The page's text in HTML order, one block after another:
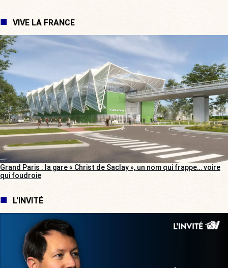
VIVE LA FRANCE
Grand Paris : la gare « Christ de Saclay », un nom qui frappe… voire
qui foudroie
L'INVITÉ